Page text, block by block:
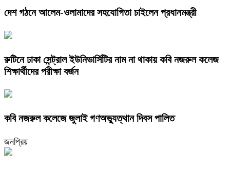
দেশ গঠনে আলেম-ওলামাদের সহযোগিতা চাইলেন প্রধানমন্ত্রী
রুটিনে ঢাকা সেন্ট্রাল ইউনিভার্সিটির নাম না থাকায় কবি নজরুল কলেজ
শিক্ষার্থীদের পরীক্ষা বর্জন
কবি নজরুল কলেজে জুলাই গণঅভ্যুত্থান দিবস পালিত
জনপ্রিয়